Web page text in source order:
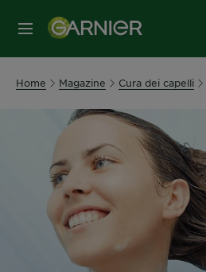
MENU
Home Magazine Cura dei capelli